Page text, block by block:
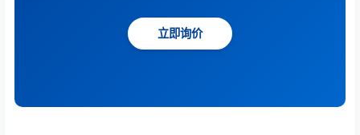
立即询价